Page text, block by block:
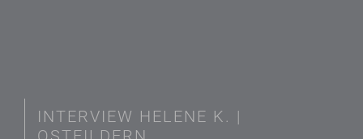
INTERVIEW HELENE K. |